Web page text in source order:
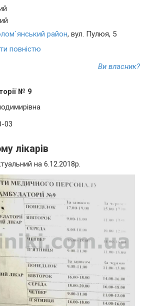
район, вул. Пулюя, 5
повністю
Ви власник?
№ 9
03
лікарів
на 6.12.2018р.